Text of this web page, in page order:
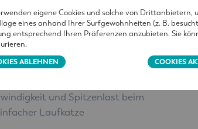
der Flat-Top-Krane:
und Spitzenlast beim
Laufkatze
eigene Cookies und solche von
eines anhand Ihrer Surfgewohnheiten (z. B.
entsprechend Ihren Präferenzen anzubieten. Sie
ABLEHNEN
COOKIES